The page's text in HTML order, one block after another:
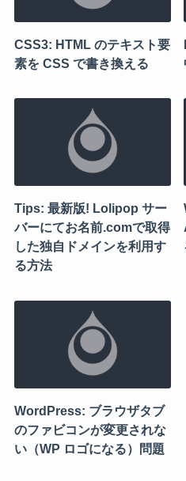
CSS3: HTML のテキスト要
素を CSS で書き換える
Tips: 最新版! Lolipop サー
バーにてお名前.comで取得
した独自ドメインを利用す
る方法
WordPress: ブラウザタブ
のファビコンが変更されな
い（WP ロゴになる）問題